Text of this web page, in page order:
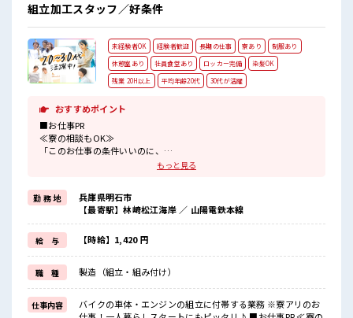
組立加工スタッフ／好条件
未経験者OK 経験者歓迎 長期の仕事 寮あり
制服あり
休憩室あり
社員食堂あり ロッカー完備
染髪OK
残業 20H以上
平均年齢20代 30代が活躍
おすすめポイント
■お仕事PR
≪寮の相談もOK≫
「このお仕事の条件いいのに、
勤務地までちょっと遠くて…」という方にもオススメ！
≪残業で収入アップ≫
高収入を希望される方にオススメ。
残業は月20時間以上あります♪
≪直接雇用アリ≫
派遣社員→契約社員→正社員という形でステップアップ可能☆
≪モチベーションもUP≫
派手過ぎなければ髪型や髪色自由♪
≪食堂アリ≫
1食460円で食べられる食堂アリ！
さらにおかわり無料！
500円以内でお腹いっぱい食べられます◎
もっと見る
勤 務 地
兵庫県明石市
【最寄駅】林崎松江海岸 ／ 山陽電鉄本線
給 与 【時給】1,420 円
職 種 製造（組立・組み付け）
仕事内容
バイクの車体・エンジンの組立に付帯する業務 ※寮アリのお